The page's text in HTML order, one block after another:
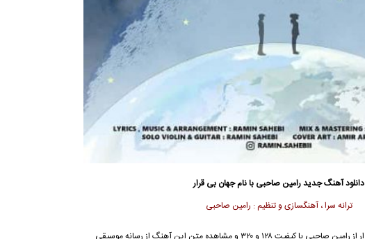
دانلود آهنگ جدیدرامین صاحبی با نام جهان بی قرار
ترانه سرا ، آهنگسازی و تنظیم : رامین صاحبی
جهت دانلود آهنگ جهان بی قرار از رامین صاحبی با کیفیت ۱۲۸ و ۳۲۰ و مشاهده متن این آهنگ از رسانه موسیقی